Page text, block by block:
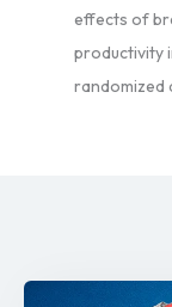
effects of
productivity
randomized